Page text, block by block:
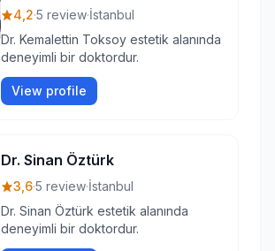
4,2·5 review·İstanbul
Dr. Kemalettin Toksoy estetik alanında
deneyimli bir doktordur.
View profile
Dr. Sinan Öztürk
3,6·5 review·İstanbul
Dr. Sinan Öztürk estetik alanında
deneyimli bir doktordur.